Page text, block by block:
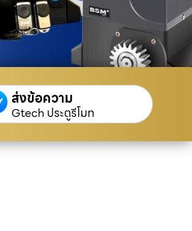
ส่งข้อความ
Gtech ประตูรีโมท